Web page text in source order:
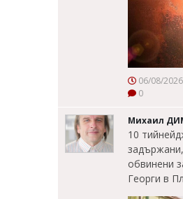
06/08/
0
Михаил
10
обвинени
Георги в